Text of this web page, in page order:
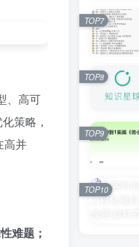
、高可
策略，
高并
难题；
TOP7
TOP8
TOP9
TOP10